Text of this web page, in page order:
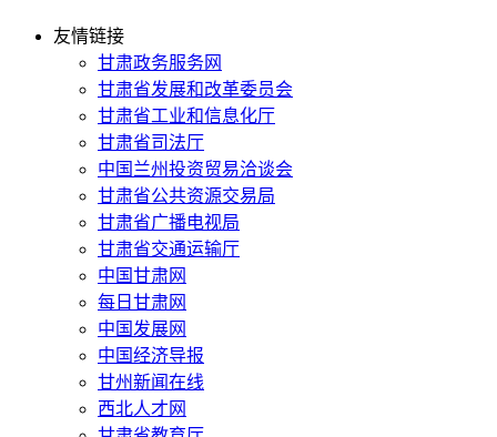
友情链接
甘肃政务服务网
甘肃省发展和改革委员会
甘肃省工业和信息化厅
甘肃省司法厅
中国兰州投资贸易洽谈会
甘肃省公共资源交易局
甘肃省广播电视局
甘肃省交通运输厅
中国甘肃网
每日甘肃网
中国发展网
中国经济导报
甘州新闻在线
西北人才网